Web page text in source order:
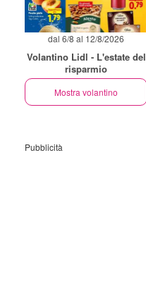
dal 6/8 al 12/8/2026
Volantino Lidl - L'estate del
risparmio
Mostra volantino
Pubblicità